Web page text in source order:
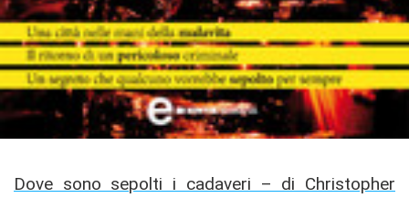
Dove sono sepolti i cadaveri – di Christopher